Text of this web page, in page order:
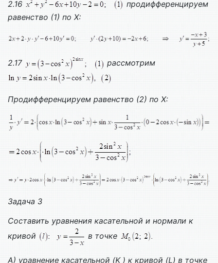
2.16
продифференцируем
равенство (1) по X:
2.17 рассмотрим
Продифференцируем равенство (2) по X:
Задача 3
Составить уравнения касательной и нормали к
кривой
в точке
А) уравнение касательной (K ) к кривой (L) в точке